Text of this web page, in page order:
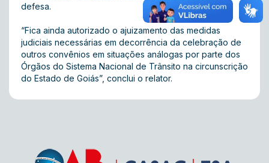
defesa.
“Fica ainda autorizado o ajuizamento das medidas
judiciais necessárias em decorrência da celebração de
outros convênios em situações análogas por parte dos
Órgãos do Sistema Nacional de Trânsito na circunscrição
do Estado de Goiás”, conclui o relator.